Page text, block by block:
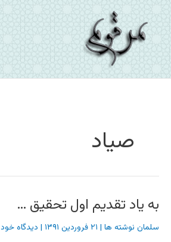
پرش
به
محتوا
صیاد
به یاد تقدیم اول تحقیق …
سلمان نوشته ها | ۲۱ فروردین ۱۳۹۱ | دیدگاه‌